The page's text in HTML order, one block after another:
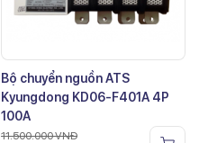
Bộ chuyển nguồn ATS
Kyungdong KD06-F401A 4P
100A
11.500.000VNĐ